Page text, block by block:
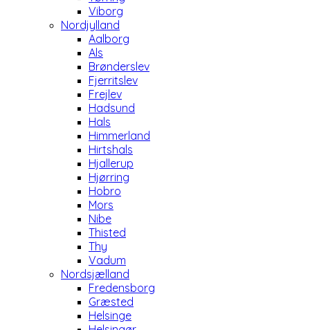
Viborg
Nordjylland
Aalborg
Als
Brønderslev
Fjerritslev
Frejlev
Hadsund
Hals
Himmerland
Hirtshals
Hjallerup
Hjørring
Hobro
Mors
Nibe
Thisted
Thy
Vadum
Nordsjælland
Fredensborg
Græsted
Helsinge